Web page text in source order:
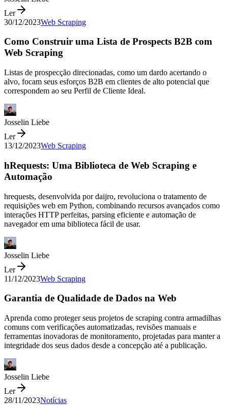
Ler
30/12/2023Web Scraping
Como Construir uma Lista de Prospects B2B com
Web Scraping
Listas de prospecção direcionadas, como um dardo acertando o
alvo, focam seus esforços B2B em clientes de alto potencial que
correspondem ao seu Perfil de Cliente Ideal.
Josselin Liebe
Ler
13/12/2023Web Scraping
hRequests: Uma Biblioteca de Web Scraping e
Automação
hrequests, desenvolvida por daijro, revoluciona o tratamento de
requisições web em Python, combinando recursos avançados como
interações HTTP perfeitas, parsing eficiente e automação de
navegador em uma biblioteca fácil de usar.
Josselin Liebe
Ler
11/12/2023Web Scraping
Garantia de Qualidade de Dados na Web
Aprenda como proteger seus projetos de scraping contra armadilhas
comuns com verificações automatizadas, revisões manuais e
ferramentas inovadoras de monitoramento, projetadas para manter a
integridade dos seus dados desde a concepção até a publicação.
Josselin Liebe
Ler
28/11/2023Notícias